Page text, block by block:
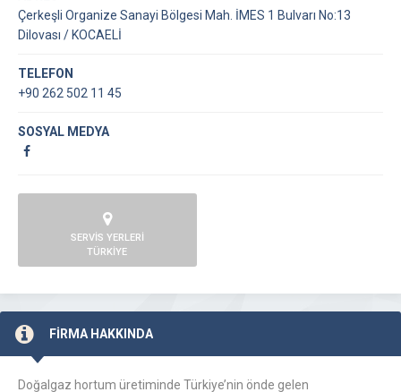
Çerkeşli Organize Sanayi Bölgesi Mah. İMES 1 Bulvarı No:13
Dilovası / KOCAELİ
TELEFON
+90 262 502 11 45
SOSYAL MEDYA
SERVİS YERLERİ
TÜRKİYE
FİRMA HAKKINDA
Doğalgaz hortum üretiminde Türkiye’nin önde gelen